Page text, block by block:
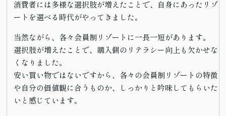
消費者には多様な選択肢が増えたことで、自身にあったリゾ
ートを選べる時代がやってきました。
当然ながら、各々会員制リゾートに一長一短があります。
選択肢が増えたことで、購入側のリテラシー向上も欠かせな
くなりました。
安い買い物ではないですから、各々の会員制リゾートの特徴
や自分の価値観に合うものか、しっかりと吟味してもらいた
いと感じています。